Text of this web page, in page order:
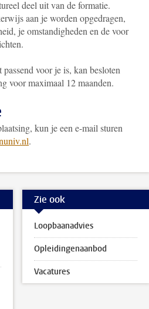
deel uit van de formatie.
aan je worden opgedragen,
je omstandigheden en de voor
voor je is, kan besloten
voor maximaal 12 maanden.
kun je een e-mail sturen
.
Zie ook
Loopbaanadvies
Opleidingenaanbod
Vacatures